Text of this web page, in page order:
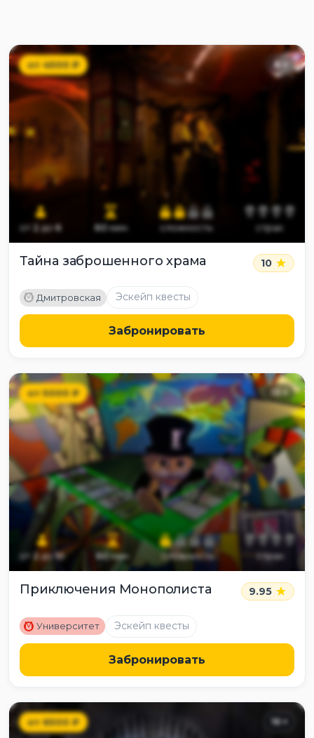
от4500₽ 8+
от 2до6 60мин сложность страх
Тайна заброшенного храма 10
M Дмитровская Эскейп квесты
Забронировать
от5000₽ 13+
от 2до 10 60мин сложность страх
Приключения Монополиста 9.95
M Университет Эскейп квесты
Забронировать
от6500₽ 16+